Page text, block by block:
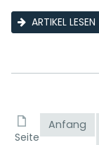
ARTIKEL LESEN
Seite
Anfang